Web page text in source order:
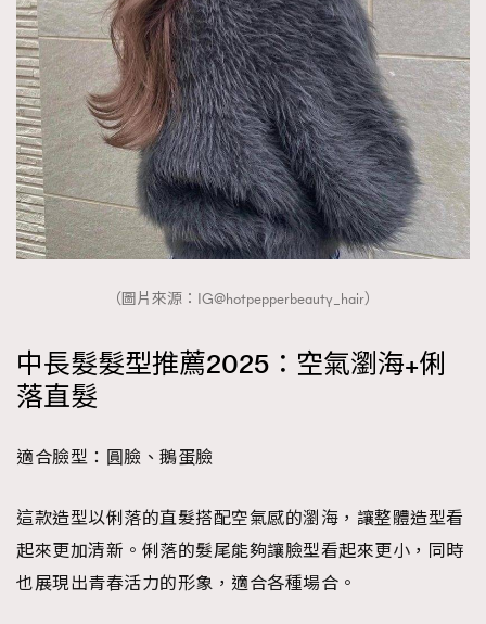
（圖片來源：IG@hotpepperbeauty_hair）
中長髮髮型推薦2025：空氣瀏海+俐
落直髮
適合臉型：圓臉、鵝蛋臉
這款造型以俐落的直髮搭配空氣感的瀏海，讓整體造型看
起來更加清新。俐落的髮尾能夠讓臉型看起來更小，同時
也展現出青春活力的形象，適合各種場合。